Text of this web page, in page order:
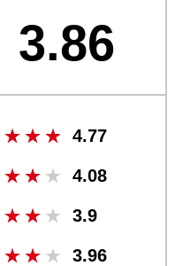
3.86
4.77
4.08
3.9
3.96